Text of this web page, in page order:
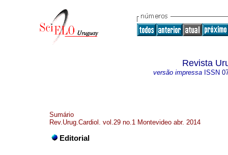
Revista
versão impressa ISSN
Sumário
Rev.Urug.Cardiol. vol.29 no.1 Montevideo abr. 2014
Editorial